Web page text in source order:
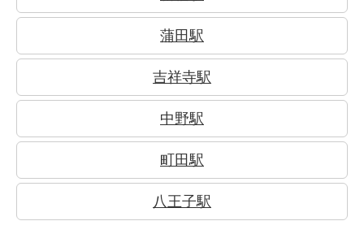
蒲田駅
吉祥寺駅
中野駅
町田駅
八王子駅